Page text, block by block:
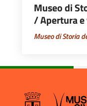
Museo di
/ Apertura
Museo di Storia